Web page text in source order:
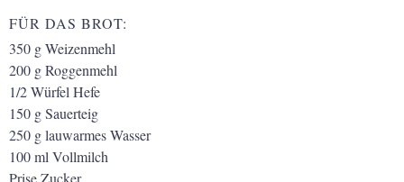
FÜR DAS BROT:
350 gWeizenmehl
200 gRoggenmehl
1/2WürfelHefe
150 gSauerteig
250 glauwarmes Wasser
100mlVollmilch